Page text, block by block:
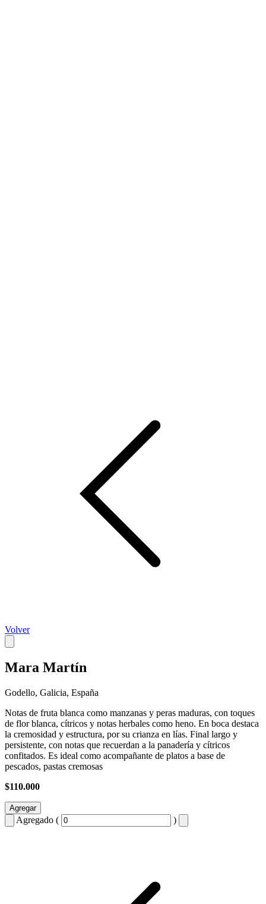
Volver
Mara Martín
Godello, Galicia, España
Notas de fruta blanca como manzanas y peras maduras, con toques
de flor blanca, cítricos y notas herbales como heno. En boca destaca
la cremosidad y estructura, por su crianza en lías. Final largo y
persistente, con notas que recuerdan a la panadería y cítricos
confitados. Es ideal como acompañante de platos a base de
pescados, pastas cremosas
$110.000
Agregar
Agregado ( )